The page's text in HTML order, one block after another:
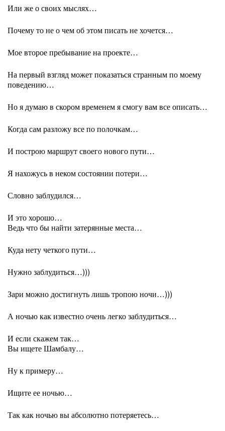
Или же о своих мыслях…
Почему то не о чем об этом писать не хочется…
Мое второе пребывание на проекте…
На первый взгляд может показаться странным по моему
поведению…
Но я думаю в скором временем я смогу вам все описать…
Когда сам разложу все по полочкам…
И построю маршрут своего нового пути…
Я нахожусь в неком состоянии потери…
Словно заблудился…
И это хорошо…
Ведь что бы найти затерянные места…
Куда нету четкого пути…
Нужно заблудиться…)))
Зари можно достигнуть лишь тропою ночи…)))
А ночью как известно очень легко заблудиться…
И если скажем так…
Вы ищете Шамбалу…
Ну к примеру…
Ищите ее ночью…
Так как ночью вы абсолютно потеряетесь…